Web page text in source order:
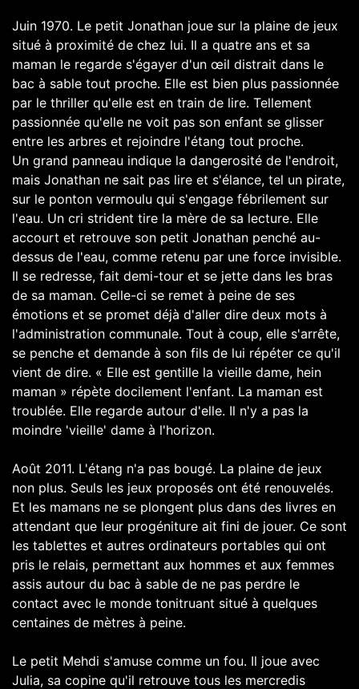
Juin 1970. Le petit Jonathan joue sur la plaine de jeux
situé à proximité de chez lui. Il a quatre ans et sa
maman le regarde s'égayer d'un œil distrait dans le
bac à sable tout proche. Elle est bien plus passionnée
par le thriller qu'elle est en train de lire. Tellement
passionnée qu'elle ne voit pas son enfant se glisser
entre les arbres et rejoindre l'étang tout proche.
Un grand panneau indique la dangerosité de l'endroit,
mais Jonathan ne sait pas lire et s'élance, tel un pirate,
sur le ponton vermoulu qui s'engage fébrilement sur
l'eau. Un cri strident tire la mère de sa lecture. Elle
accourt et retrouve son petit Jonathan penché au-
dessus de l'eau, comme retenu par une force invisible.
Il se redresse, fait demi-tour et se jette dans les bras
de sa maman. Celle-ci se remet à peine de ses
émotions et se promet déjà d'aller dire deux mots à
l'administration communale. Tout à coup, elle s'arrête,
se penche et demande à son fils de lui répéter ce qu'il
vient de dire. « Elle est gentille la vieille dame, hein
maman » répète docilement l'enfant. La maman est
troublée. Elle regarde autour d'elle. Il n'y a pas la
moindre 'vieille' dame à l'horizon.
Août 2011. L'étang n'a pas bougé. La plaine de jeux
non plus. Seuls les jeux proposés ont été renouvelés.
Et les mamans ne se plongent plus dans des livres en
attendant que leur progéniture ait fini de jouer. Ce sont
les tablettes et autres ordinateurs portables qui ont
pris le relais, permettant aux hommes et aux femmes
assis autour du bac à sable de ne pas perdre le
contact avec le monde tonitruant situé à quelques
centaines de mètres à peine.
Le petit Mehdi s'amuse comme un fou. Il joue avec
Julia, sa copine qu'il retrouve tous les mercredis